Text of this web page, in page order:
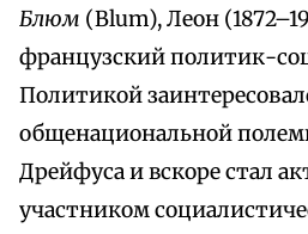
Блюм (Blum), Леон
французский политик-
Политикой
общенациональной
Дрейфуса и вскоре стал
участником